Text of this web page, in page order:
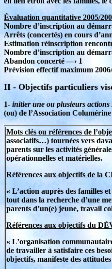
Évaluation quantitative 2005/
Nombre d’inscription au
Arrêts (concertés) en cours
Estimation réinscription
Nombre d’inscription au
Abandon concerté —› 1
Prévision effectif maximum
II - Objectifs particuliers
1- initier une ou plusieurs actions
(ou) de l’Association
Mots clés ou références de
associatifs…) tournées vers
parents sur les activités
opérationnelles et matérielles.
Références aux objectifs de
« L’action auprès des familles
tout dans la recherche d’une
parents d’un(e) jeune, travail
Références aux objectifs du
« L’organisation
de travailler à satisfaire ces
objectifs, manifeste des